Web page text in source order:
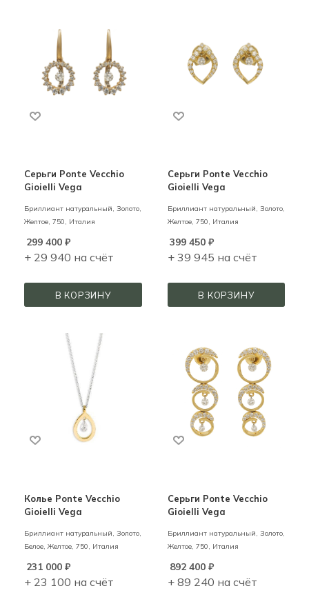
Серьги Ponte Vecchio
Gioielli Vega
Бриллиант натуральный, Золото,
Желтое, 750, Италия
299 400 ₽
+ 29 940 на счёт
В КОРЗИНУ
Серьги Ponte Vecchio
Gioielli Vega
Бриллиант натуральный, Золото,
Желтое, 750, Италия
399 450₽
+ 39 945 на счёт
В КОРЗИНУ
Колье Ponte Vecchio
Gioielli Vega
Бриллиант натуральный, Золото,
Белое, Желтое, 750, Италия
231 000 ₽
+ 23 100 на счёт
Серьги Ponte Vecchio
Gioielli Vega
Бриллиант натуральный, Золото,
Желтое, 750, Италия
892 400₽
+ 89 240 на счёт